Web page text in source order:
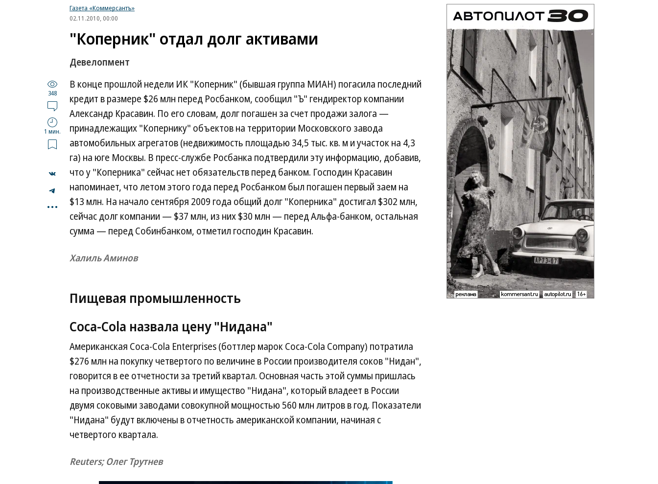
Газета «Коммерсантъ»
02.11.2010, 00:00
"Коперник" отдал долг активами
Девелопмент
348
1 мин.
...
В конце прошлой недели ИК "Коперник" (бывшая группа МИАН) погасила последний
кредит в размере $26 млн перед Росбанком, сообщил "Ъ" гендиректор компании
Александр Красавин. По его словам, долг погашен за счет продажи залога —
принадлежащих "Копернику" объектов на территории Московского завода
автомобильных агрегатов (недвижимость площадью 34,5 тыс. кв. м и участок на 4,3
га) на юге Москвы. В пресс-службе Росбанка подтвердили эту информацию, добавив,
что у "Коперника" сейчас нет обязательств перед банком. Господин Красавин
напоминает, что летом этого года перед Росбанком был погашен первый заем на
$13 млн. На начало сентября 2009 года общий долг "Коперника" достигал $302 млн,
сейчас долг компании — $37 млн, из них $30 млн — перед Альфа-банком, остальная
сумма — перед Собинбанком, отметил господин Красавин.
Халиль Аминов
Пищевая промышленность
Coca-Cola назвала цену "Нидана"
Американская Coca-Cola Enterprises (боттлер марок Coca-Cola Company) потратила
$276 млн на покупку четвертого по величине в России производителя соков "Нидан",
говорится в ее отчетности за третий квартал. Основная часть этой суммы пришлась
на производственные активы и имущество "Нидана", который владеет в России
двумя соковыми заводами совокупной мощностью 560 млн литров в год. Показатели
"Нидана" будут включены в отчетность американской компании, начиная с
четвертого квартала.
Reuters; Олег Трутнев